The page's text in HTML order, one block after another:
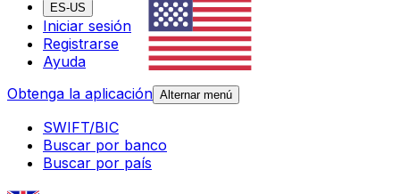
ES-US
Iniciar sesión
Registrarse
Ayuda
Obtenga la aplicación Alternar menú
SWIFT/BIC
Buscar por banco
Buscar por país